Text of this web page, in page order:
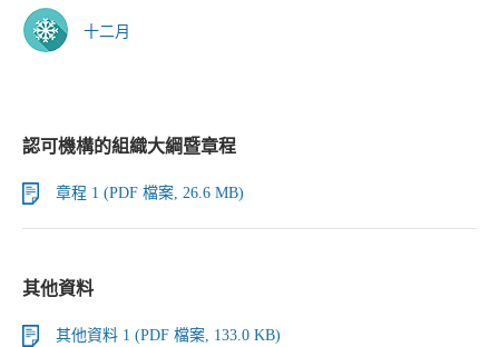
十二月
認可機構的組織大綱暨章程
章程 1 (PDF 檔案, 26.6 MB)
其他資料
其他資料 1 (PDF 檔案, 133.0 KB)